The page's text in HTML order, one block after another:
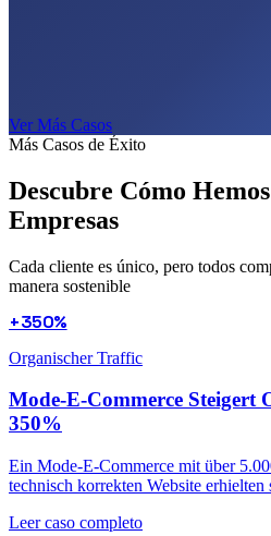
Ver Más Casos
Más Casos de Éxito
Descubre Cómo
Empresas
Cada cliente es único, pero todos
manera sostenible
+350%
Organischer Traffic
Mode-E-Commerce Steigert
350%
Ein Mode-E-Commerce mit über
technisch korrekten Website
Leer caso completo